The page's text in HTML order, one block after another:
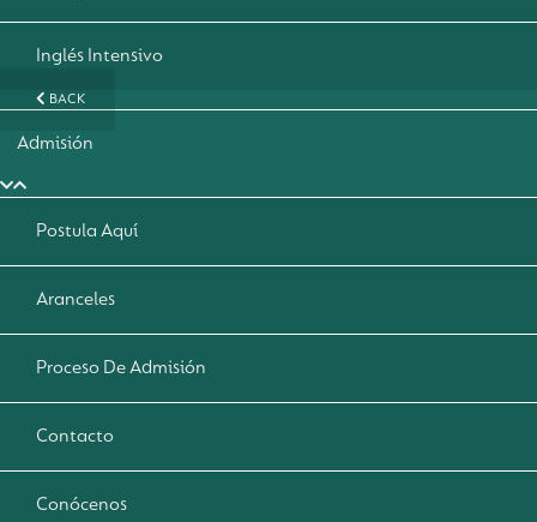
Inglés Intensivo
BACK
Admisión
Postula Aquí
Aranceles
Proceso De Admisión
Contacto
Conócenos